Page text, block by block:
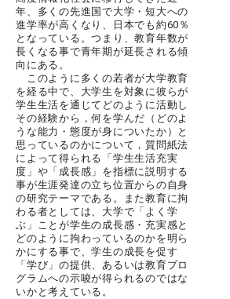
年、多くの先進国で大学・短大への
進学率が高くなり、日本でも約60％
となっている。つまり、教育年数が
長くなる事で青年期が延長される傾
向にある。
このように多くの若者が大学教育
を経る中で、大学生を対象に彼らが
学生生活を通じてどのように活動し
その経験から，何を学んだ（どのよ
うな能力・態度が身についたか）と
思っているのかについて，質問紙法
によって得られる「学生生活充実
度」や「成長感」を指標に説明する
事が生涯発達の立ち位置からの自身
の研究テーマである。また教育に拘
わる者としては、大学で「よく学
ぶ」ことが学生の成長感・充実感と
どのように拘わっているのかを明ら
かにする事で、学生の成長を促す
「学び」の提供、あるいは教育プロ
グラムへの示唆が得られるのではな
いかと考えている。